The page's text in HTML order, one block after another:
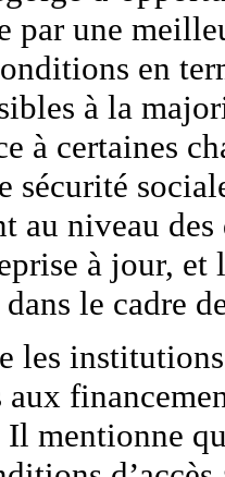
par une
en
à la
à certaines
sécurité
au niveau
à jour, et
dans le cadre
les
aux
mentionne